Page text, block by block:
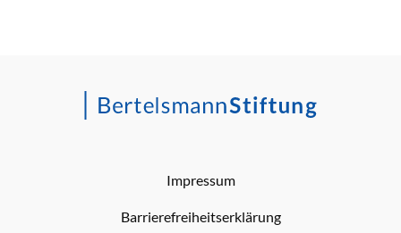
Impressum
Barrierefreiheitserklärung